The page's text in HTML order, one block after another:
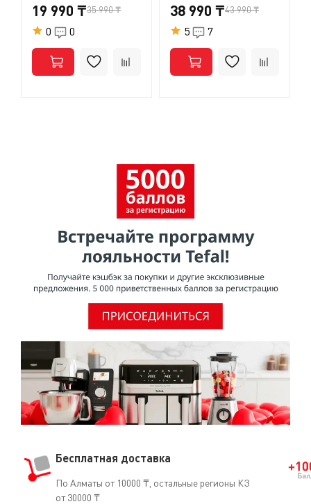
19 990 ₸35 990 ₸
0 0
38 990 ₸43 990 ₸
5 7
Бесплатная доставка
По Алматы от 10000 ₸, остальные регионы КЗ
от 30000 ₸